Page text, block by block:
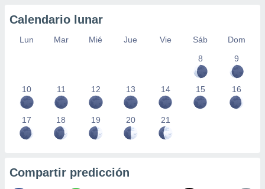
Calendario lunar
Lun Mar Mié Jue Vie Sáb
Dom
8
9
10 11 12 13 14 15 16
17 18 19 20 21
Compartir predicción